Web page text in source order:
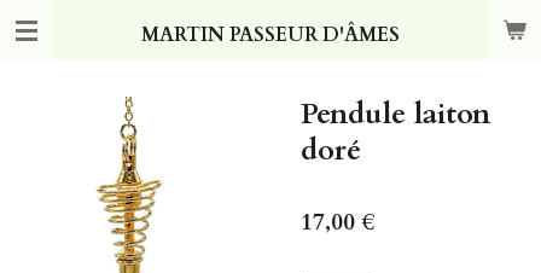
Passer
MARTIN PASSEUR D'ÂMES
Pendule laiton
doré
17,00 €